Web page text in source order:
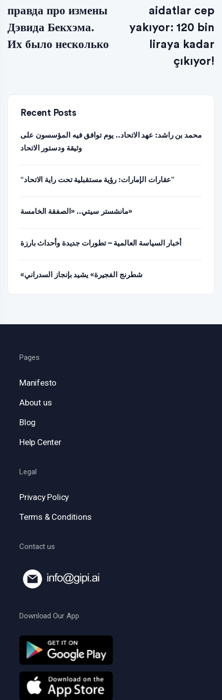
правда про измены
Дэвида Бекхэма.
Их было несколько
aidatlar cep
yakıyor: 120 bin
liraya kadar
çıkıyor!
Recent Posts
محمد بن راشد: عهد الاتحاد.. يوم توافق فيه المؤسسون على
وثيقة ودستور الاتحاد
“عقارات الإمارات: رؤية مستقبلية تحت راية الاتحاد”
مانشستر سيتي.. «الصفقة الخامسة»
أخبار السياسة العالمية – تطورات جديدة وأحداث بارزة
«شطرنج الفجيرة» يشيد بإنجاز السدراني
Pages
Manifesto
About us
Blog
Help Center
Legal
Privacy Policy
Terms & Conditions
Contact us
Download Our App